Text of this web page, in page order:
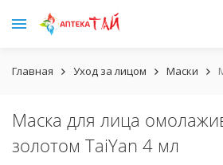
Главная Уход за лицом Маски
Маска для лица
золотом TaiYan 4 мл